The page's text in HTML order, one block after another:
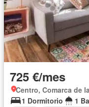
725 €/mes
Centro, Comarca de
1 Dormitorio
1